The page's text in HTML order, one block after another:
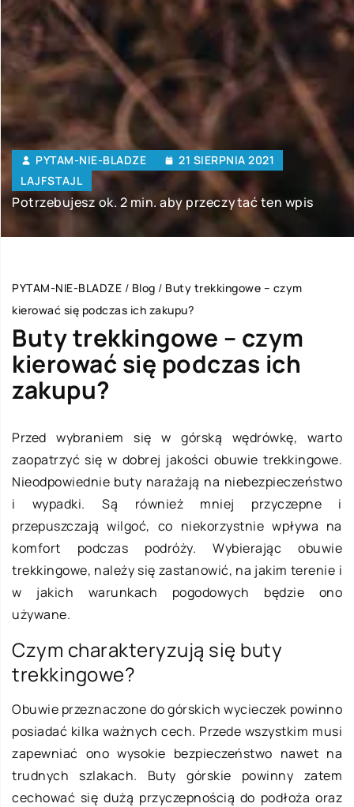
PYTAM-NIE-BLADZE
21 SIERPNIA 2021
LAJFSTAJL
Potrzebujesz ok. 2 min. aby przeczytać ten wpis
PYTAM-NIE-BLADZE / Blog / Buty trekkingowe – czym
kierować się podczas ich zakupu?
Buty trekkingowe – czym
kierować się podczas ich
zakupu?
Przed wybraniem się w górską wędrówkę, warto
zaopatrzyć się w dobrej jakości obuwie trekkingowe.
Nieodpowiednie buty narażają na niebezpieczeństwo
i wypadki. Są również mniej przyczepne i
przepuszczają wilgoć, co niekorzystnie wpływa na
komfort podczas podróży. Wybierając obuwie
trekkingowe, należy się zastanowić, na jakim terenie i
w jakich warunkach pogodowych będzie ono
używane.
Czym charakteryzują się buty
trekkingowe?
Obuwie przeznaczone do górskich wycieczek powinno
posiadać kilka ważnych cech. Przede wszystkim musi
zapewniać ono wysokie bezpieczeństwo nawet na
trudnych szlakach. Buty górskie powinny zatem
cechować się dużą przyczepnością do podłoża oraz